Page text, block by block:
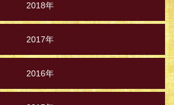
2018年
2017年
2016年